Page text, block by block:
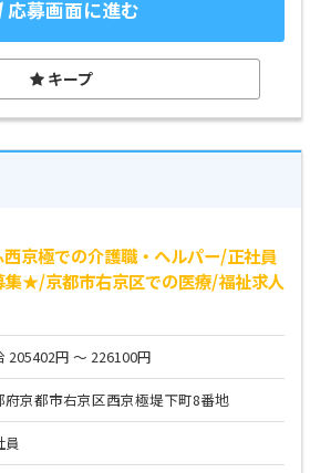
応募画面に進む
キープ
京極での介護職・ヘルパー/正社員
★/京都市右京区での医療/福祉求人
205402円 ～ 226100円
府京都市右京区西京極堤下町8番地
員